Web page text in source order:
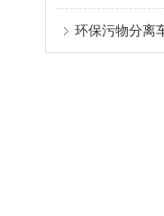
环保污物分离